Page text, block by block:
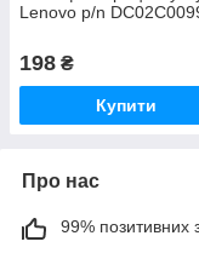
Lenovo p/n
198 ₴
Купити
Про нас
99% позитивних з